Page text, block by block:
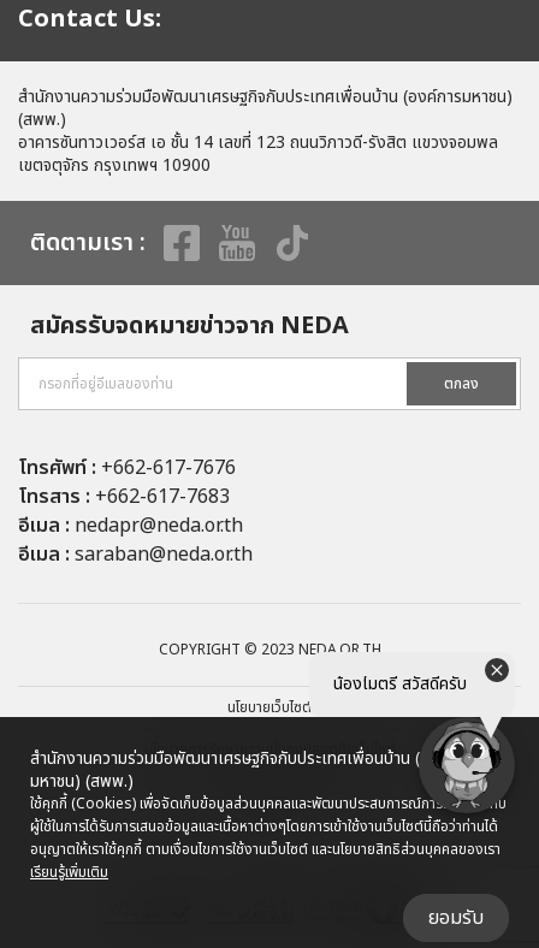
น้องไมตรี สวัสดีครับ
Contact Us:
สำนักงานความร่วมมือพัฒนาเศรษฐกิจกับประเทศเพื่อนบ้าน (องค์การมหาชน)
(สพพ.)
อาคารซันทาวเวอร์ส เอ ชั้น 14 เลขที่ 123 ถนนวิภาวดี-รังสิต แขวงจอมพล
เขตจตุจักร กรุงเทพฯ 10900
ติดตามเรา :
สมัครรับจดหมายข่าวจาก NEDA
ตกลง
โทรศัพท์ : +662-617-7676
โทรสาร : +662-617-7683
อีเมล : nedapr@neda.or.th
อีเมล : saraban@neda.or.th
COPYRIGHT © 2023 NEDA.OR.TH
นโยบายเว็บไซต์
นโยบายการรักษาความมั่นคงปลอดภัยเว็บไซต์
นโยบายการคุ้มครองข้อมูลส่วนบุคคล
ผังเว็บไซต์
สำนักงานความร่วมมือพัฒนาเศรษฐกิจกับประเทศเพื่อนบ้าน (องค์การ
มหาชน) (สพพ.)
ใช้คุกกี้ (Cookies) เพื่อจัดเก็บข้อมูลส่วนบุคคลและพัฒนาประสบการณ์การใช้งานให้กับ
ผู้ใช้ในการได้รับการเสนอข้อมูลและเนื้อหาต่างๆโดยการเข้าใช้งานเว็บไซต์นี้ถือว่าท่านได้
อนุญาตให้เราใช้คุกกี้ ตามเงื่อนไขการใช้งานเว็บไซต์ และนโยบายสิทธิส่วนบุคคลของเรา
เรียนรู้เพิ่มเติม
ยอมรับ